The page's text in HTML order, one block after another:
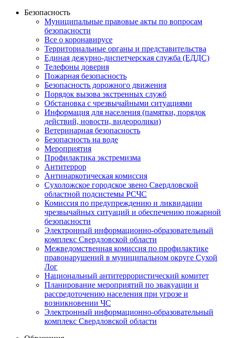
Безопасность
Муниципальные правовые акты по вопросам
безопасности
Все о коронавирусе
Территориальные органы и представительства
Единая дежурно-диспетчерская служба (ЕДДС)
Телефоны доверия
Пожарная безопасность
Безопасность дорожного движения
Порядок вызова экстренных служб
Обстановка с чрезвычайными ситуациями
Информация для населения (памятки, порядок
действий, новости, видеоролики)
Ветеринарная безопасность
Безопасность на воде
Мероприятия
Профилактика экстремизма
Антитеррор
Антинаркотическая комиссия
Сухоложское городское звено Свердловской
областной подсистемы РСЧС
Комиссия по предупреждению и ликвидации
чрезвычайных ситуаций и обеспечению пожарной
безопасности
Электронный информационно-образовательный
комплекс Cвердловской области
Межведомственная комиссия по профилактике
правонарушений в муниципальном округе Сухой
Лог
Национальный антитеррористический комитет
Планирование мероприятий по эвакуации и
рассредоточению населения при угрозе и
возникновении ЧС
Электронный информационно-образовательный
комплекс Свердловской области